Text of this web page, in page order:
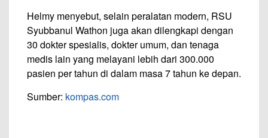
Helmy menyebut, selain peralatan modern, RSU
Syubbanul Wathon juga akan dilengkapi dengan
30 dokter spesialis, dokter umum, dan tenaga
medis lain yang melayani lebih dari 300.000
pasien per tahun di dalam masa 7 tahun ke depan.
Sumber: kompas.com